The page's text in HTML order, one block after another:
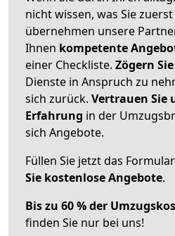
nicht wissen, was Sie
übernehmen unsere
Ihnen kompetente
einer Checkliste. Zögern
Dienste in Anspruch zu
sich zurück. Vertrauen Sie
Erfahrung in der
sich Angebote.
Füllen Sie jetzt das
Sie kostenlose Angebote.
Bis zu 60 % der
finden Sie nur bei uns!